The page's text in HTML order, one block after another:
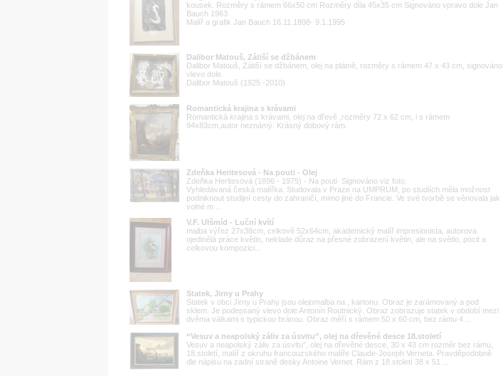
kousek. Rozměry s rámem 66x50 cm Rozměry díla 45x35 cm Signováno vpravo dole Jan
Bauch 1963
Malíř a grafik Jan Bauch 16.11.1898- 9.1.1995
Dalibor Matouš, Zátiší se džbánem
Dalibor Matouš, Zátiší se džbánem, olej na plátně, rozměry s rámem 47 x 43 cm, signováno
vlevo dole.
Dalibor Matouš (1925 -2010)
Romantická krajina s krávami
Romantická krajina s krávami, olej na dřevě ,rozměry 72 x 62 cm, i s rámem
94x83cm,autor neznámý. Krásný dobový rám.
Zdeňka Heritesová - Na pouti - Olej
Zdeňka Heritesová (1896 - 1975) - Na pouti Signováno viz foto.
Vyhledávaná česká malířka. Studovala v Praze na UMPRUM, po studiích měla možnost
podniknout studijní cesty do zahraničí, mimo jiné do Francie. Ve své tvorbě se věnovala jak
volné m ...
V.F. Ulšmíd - Luční kvítí
malba výřez 27x38cm, celkově 52x64cm, akademický malíř impresionista, autorova
ojedinělá práce květin, neklade důraz na přesné zobrazení květin, ale na světlo, pocit a
celkovou kompozici...
Statek, Jirny u Prahy
Statek v obci Jirny u Prahy jsou olejomalba na , kartonu. Obraz je zarámovaný a pod
sklem. Je podepsaný vlevo dole Antonín Routnický. Obraz zobrazuje statek v období mezi
dvěma válkami s typickou bránou. Obraz měří s rámem 50 x 60 cm, bez rámu 4 ...
“Vesuv a neapolský záliv za úsvitu”, olej na dřevěné desce 18.století
Vesuv a neapolský záliv za úsvitu”, olej na dřevěné desce, 30 x 43 cm rozměr bez rámu,
18.století, malíř z okruhu francouzského malíře Claude-Joseph Verneta. Pravděpodobně
dle nápisu na zadní straně desky Antoine Vernet. Rám z 18.století 38 x 51 ...